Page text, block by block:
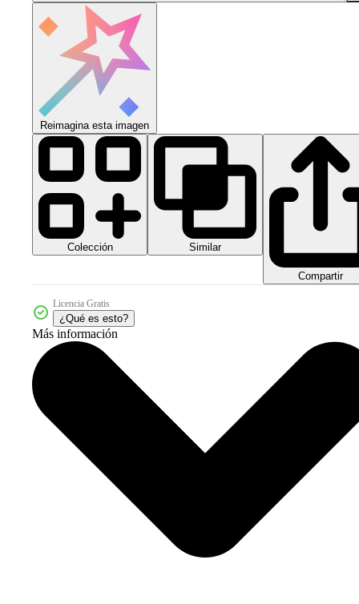
Reimagina esta imagen
Colección Similar
Compartir
Licencia Gratis
¿Qué es esto?
Más información